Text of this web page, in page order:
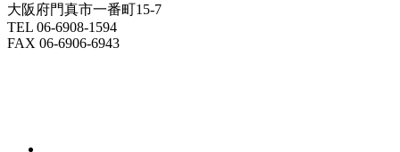
大阪府門真市一番町15-7
TEL 06-6908-1594
FAX 06-6906-6943